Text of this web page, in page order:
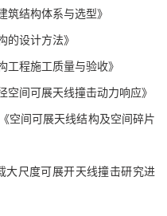
筑结构体系与选型》
的设计方法》
工程施工质量与验收》
空间可展天线撞击动力响应》
空间可展天线结构及空间碎片
大尺度可展开天线撞击研究进